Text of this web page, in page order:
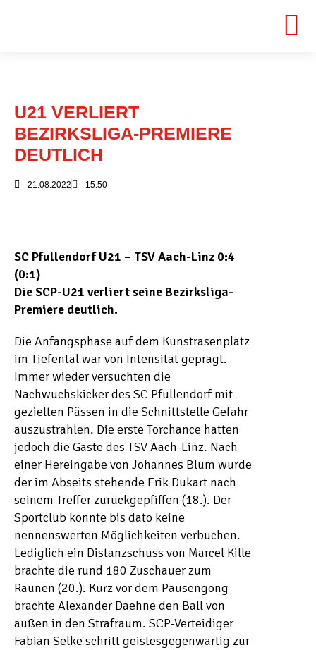
U21 VERLIERT
BEZIRKSLIGA-PREMIERE
DEUTLICH
21.08.2022 15:50
SC Pfullendorf U21 – TSV Aach-Linz 0:4
(0:1)
Die SCP-U21 verliert seine Bezirksliga-
Premiere deutlich.
Die Anfangsphase auf dem Kunstrasenplatz
im Tiefental war von Intensität geprägt.
Immer wieder versuchten die
Nachwuchskicker des SC Pfullendorf mit
gezielten Pässen in die Schnittstelle Gefahr
auszustrahlen. Die erste Torchance hatten
jedoch die Gäste des TSV Aach-Linz. Nach
einer Hereingabe von Johannes Blum wurde
der im Abseits stehende Erik Dukart nach
seinem Treffer zurückgepfiffen (18.). Der
Sportclub konnte bis dato keine
nennenswerten Möglichkeiten verbuchen.
Lediglich ein Distanzschuss von Marcel Kille
brachte die rund 180 Zuschauer zum
Raunen (20.). Kurz vor dem Pausengong
brachte Alexander Daehne den Ball von
außen in den Strafraum. SCP-Verteidiger
Fabian Selke schritt geistesgegenwärtig zur